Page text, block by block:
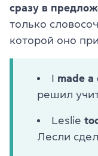
сразу в
только
которой оно
I made a
решил
Leslie
Лесли